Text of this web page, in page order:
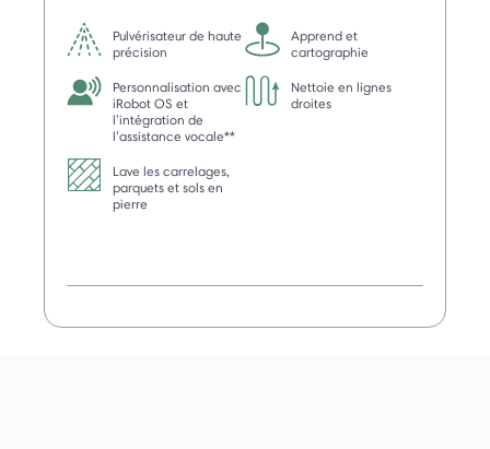
Pulvérisateur de haute
précision
Apprend et
cartographie
Personnalisation avec
iRobot OS et
l’intégration de
l’assistance vocale**
Nettoie en lignes
droites
Lave les carrelages,
parquets et sols en
pierre